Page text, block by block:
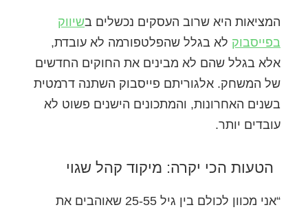
המציאות היא שרוב העסקים נכשלים בשיווק
בפייסבוק לא בגלל שהפלטפורמה לא עובדת,
אלא בגלל שהם לא מבינים את החוקים החדשים
של המשחק. אלגוריתם פייסבוק השתנה דרמטית
בשנים האחרונות, והמתכונים הישנים פשוט לא
עובדים יותר.
הטעות הכי יקרה: מיקוד קהל שגוי
“אני מכוון לכולם בין גיל 25-55 שאוהבים את